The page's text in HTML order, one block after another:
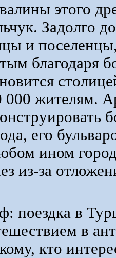
этого
Задолго
и
благодаря
000 жителям.
его
ином
из-за
поездка в
в
кто